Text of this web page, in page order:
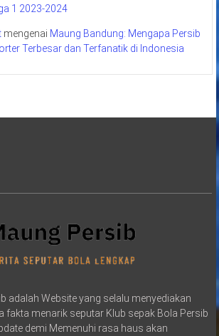
1 2023-2024
mengenai Maung Bandung: Mengapa Persib
Terbesar dan Terfanatik di Indonesia
adalah Website yang selalu menyediakan
fakta menarik seputar Klub sepak Bola Persib
demi Memenuhi rasa haus akan